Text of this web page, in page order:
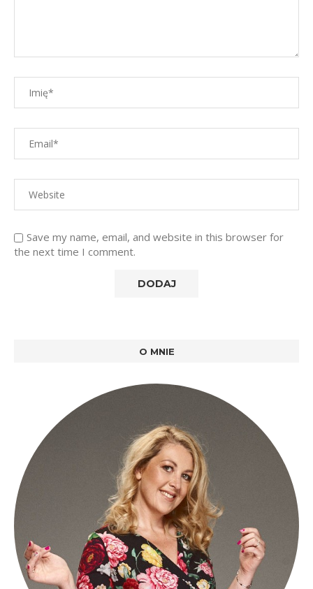
Save my name, email, and website in this browser for
the next time I comment.
O MNIE